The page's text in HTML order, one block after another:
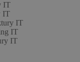
IT​
IT
IT
IT
IT